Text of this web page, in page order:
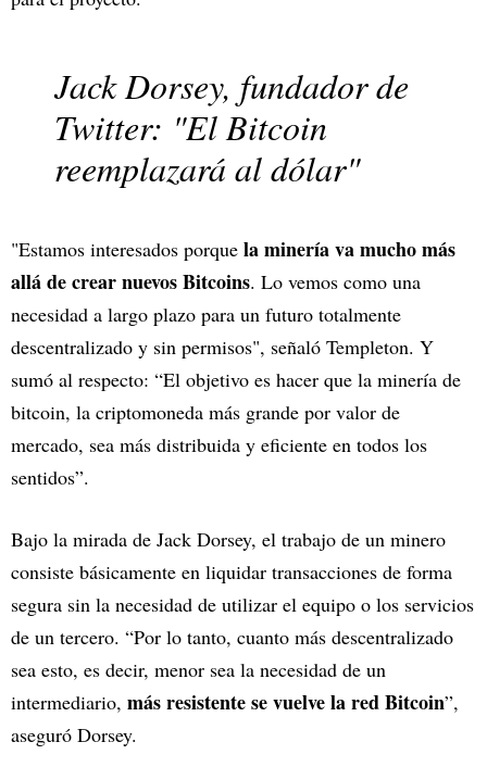
Jack Dorsey, fundador de
Twitter: "El Bitcoin
reemplazará al dólar"
"Estamos interesados porque la minería va mucho más
allá de crear nuevos Bitcoins. Lo vemos como una
necesidad a largo plazo para un futuro totalmente
descentralizado y sin permisos", señaló Templeton. Y
sumó al respecto: “El objetivo es hacer que la minería de
bitcoin, la criptomoneda más grande por valor de
mercado, sea más distribuida y eficiente en todos los
sentidos”.
Bajo la mirada de Jack Dorsey, el trabajo de un minero
consiste básicamente en liquidar transacciones de forma
segura sin la necesidad de utilizar el equipo o los servicios
de un tercero. “Por lo tanto, cuanto más descentralizado
sea esto, es decir, menor sea la necesidad de un
intermediario, más resistente se vuelve la red Bitcoin”,
aseguró Dorsey.